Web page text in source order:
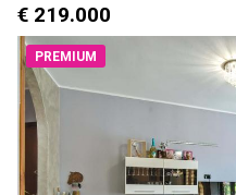
€ 219.000
PREMIUM